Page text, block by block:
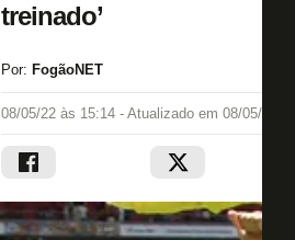
treinado’
Por: FogãoNET
08/05/22 às 15:14 - Atualizado em 08/05/22 às